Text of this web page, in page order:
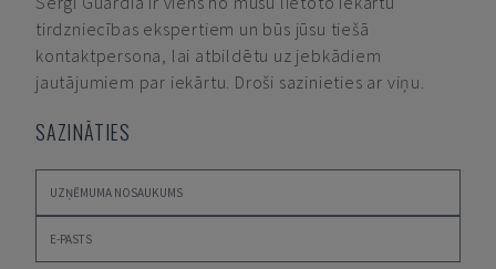
tirdzniecības ekspertiem un būs jūsu tiešā
kontaktpersona, lai atbildētu uz jebkādiem
jautājumiem par iekārtu. Droši sazinieties ar viņu.
SAZINĀTIES